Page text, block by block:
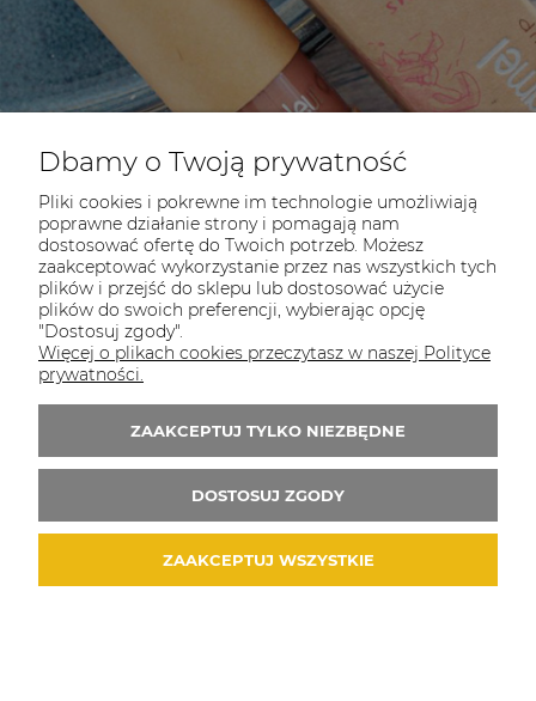
Dbamy o Twoją prywatność
Pliki cookies i pokrewne im technologie umożliwiają
poprawne działanie strony i pomagają nam
dostosować ofertę do Twoich potrzeb. Możesz
zaakceptować wykorzystanie przez nas wszystkich tych
plików i przejść do sklepu lub dostosować użycie
plików do swoich preferencji, wybierając opcję
"Dostosuj zgody".
Więcej o plikach cookies przeczytasz w naszej Polityce
prywatności.
ZAAKCEPTUJ TYLKO NIEZBĘDNE
DOSTOSUJ ZGODY
ZAAKCEPTUJ WSZYSTKIE